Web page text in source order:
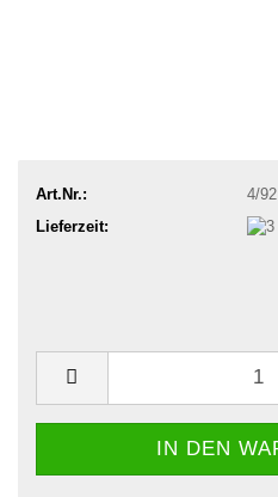
Art.Nr.:
4/92
Lieferzeit: